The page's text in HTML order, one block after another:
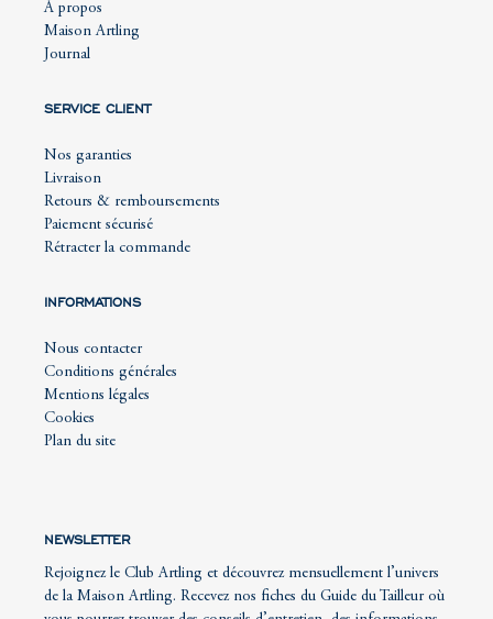
À propos
Maison Artling
Journal
SERVICE CLIENT
Nos garanties
Livraison
Retours & remboursements
Paiement sécurisé
Rétracter la commande
INFORMATIONS
Nous contacter
Conditions générales
Mentions légales
Cookies
Plan du site
NEWSLETTER
Rejoignez le Club Artling et découvrez mensuellement l’univers
de la Maison Artling. Recevez nos fiches du Guide du Tailleur où